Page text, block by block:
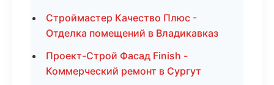
Строймастер Качество Плюс -
Отделка помещений в Владикавказ
Проект-Строй Фасад Finish -
Коммерческий ремонт в Сургут